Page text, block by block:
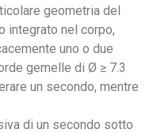
geometria del
integrato nel corpo,
uno o due
gemelle di Ø ≥ 7.3
un secondo, mentre
di un secondo sotto